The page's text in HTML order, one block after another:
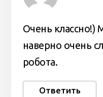
Очень классно!)
наверно очень
робота.
Ответить